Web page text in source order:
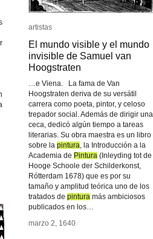
artistas
El mundo visible y el mundo
invisible de Samuel van
Hoogstraten
…e Viena. La fama de Van
Hoogstraten deriva de su versátil
carrera como poeta, pintor, y celoso
trepador social. Además de dirigir una
ceca, dedicó algún tiempo a tareas
literarias. Su obra maestra es un libro
sobre la pintura , la Introducción a la
Academia de Pintura (Inleyding tot de
Hooge Schoole der Schilderkonst,
Rótterdam 1678) que es por su
tamaño y amplitud teórica uno de los
tratados de pintura más ambiciosos
publicados en los…
marzo 2, 1640 /
artistas
El mundo visible y el mundo
invisible de Samuel van
Hoogstraten
pintura
Pintura
pintura
marzo 2, 1640 /